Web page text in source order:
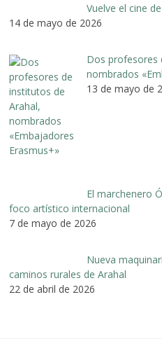
Vuelve el cine
14 de mayo de 2026
Dos profesores
nombrados
13 de mayo de
El marchenero
foco artístico internacional
7 de mayo de 2026
Nueva
caminos rurales de Arahal
22 de abril de 2026